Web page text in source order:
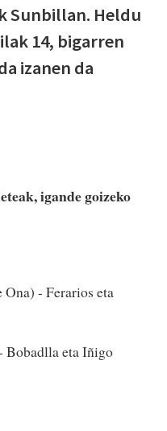
Sunbillan. Heldu
14, bigarren
izanen da
igande goizeko
- Ferarios eta
Bobadlla eta Iñigo